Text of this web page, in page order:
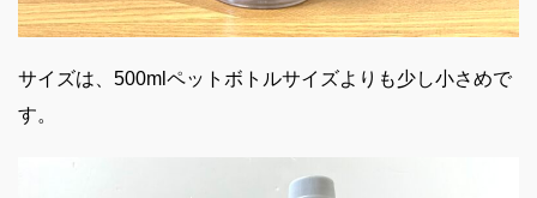
サイズは、500mlペットボトルサイズよりも少し小さめで
す。